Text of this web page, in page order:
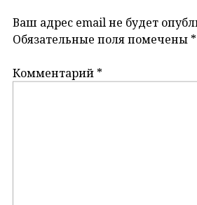
Ваш адрес email не будет
Обязательные поля помечены *
Комментарий *